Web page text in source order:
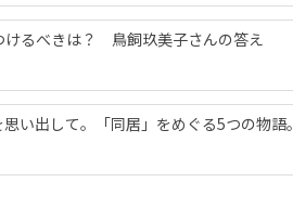
けるべきは？ 鳥飼玖美子さんの答え
い出して。「同居」をめぐる5つの物語。